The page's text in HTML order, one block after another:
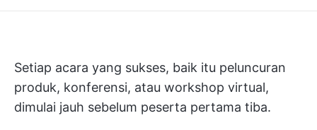
Setiap acara yang sukses, baik itu peluncuran
produk, konferensi, atau workshop virtual,
dimulai jauh sebelum peserta pertama tiba.